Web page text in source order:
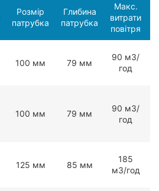
Розмір
патрубка
Глибина
патрубка
Макс.
витрати
повітря
100 мм 79 мм
90 мЗ/
год
100 мм 79 мм
90 мЗ/
год
125 мм 85 мм
185
мЗ/год